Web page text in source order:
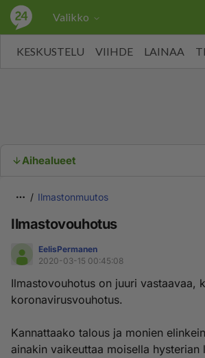
Valikko
KESKUSTELU VIIHDE LAINAA
Aihealueet
Ilmastonmuutos
Ilmastovouhotus
EelisPermanen
2020-03-15 00:45:08
Ilmastovouhotus on juuri vastaavaa,
koronavirusvouhotus.
Kannattaako talous ja monien
ainakin vaikeuttaa moisella hysterian